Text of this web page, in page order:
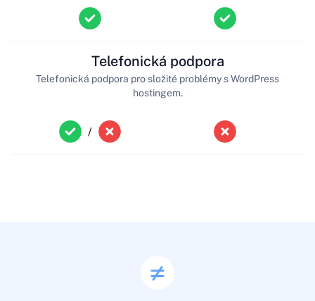
/
Telefonická podpora
Telefonická podpora pro složité problémy s WordPress
hostingem.